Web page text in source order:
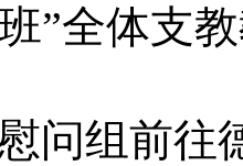
”全体支教
问组前往